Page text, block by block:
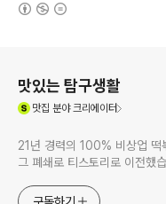
맛있는 탐구생활
맛집 분야 크리에이터
21년 경력의 100% 비상업 떡
그 폐쇄로 티스토리로 이전했